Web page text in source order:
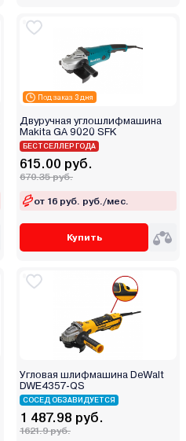
Под заказ 3 дня
Двуручная углошлифмашина
Makita GA 9020 SFK
БЕСТСЕЛЛЕР ГОДА
615.00 руб.
670.35 руб.
от 16 руб. руб./мес.
Купить
Угловая шлифмашина DeWalt
DWE4357-QS
СОСЕД ОБЗАВИДУЕТСЯ
1 487.98 руб.
1621.9 руб.